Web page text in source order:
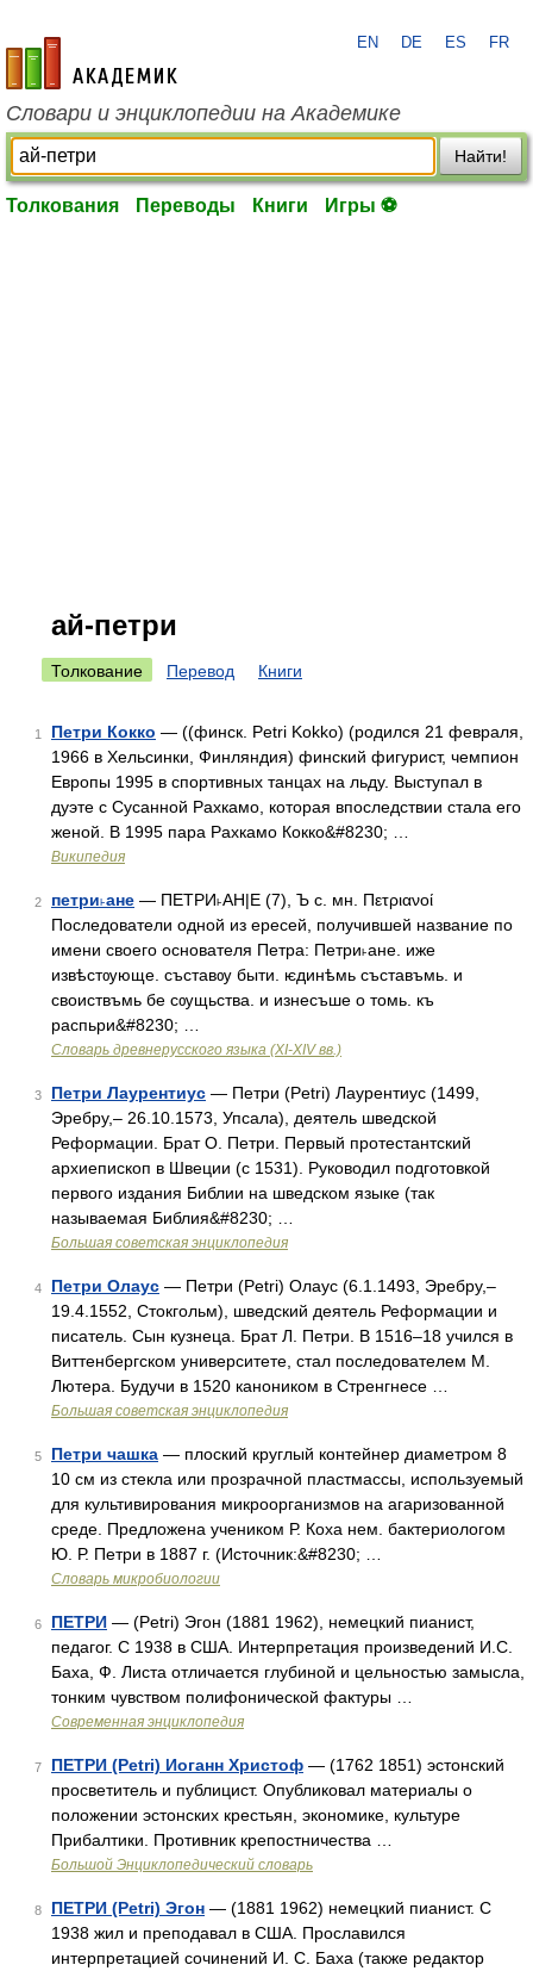
academic.ru
EN DE ES FR
Словари и энциклопедии на Академике
Найти!
Толкования Переводы Книги Игры ⚽
ай-петри
Толкование Перевод Книги
1 Петри Кокко — ((финск. Petri Kokko) (родился 21 февраля,
1966 в Хельсинки, Финляндия) финский фигурист, чемпион
Европы 1995 в спортивных танцах на льду. Выступал в
дуэте с Сусанной Рахкамо, которая впоследствии стала его
женой. В 1995 пара Рахкамо Кокко&#8230; …
Википедия
2 петри˫ане — ПЕТРИ˫АН|Е (7), Ъ с. мн. Πετριανοί
Последователи одной из ересей, получившей название по
имени своего основателя Петра: Петри˫ане. иже
извѣстѹюще. съставѹ быти. ѥдинѣмь съставъмь. и
своиствъмь бе сѹщьства. и изнесъше о томь. къ
распьри&#8230; …
Словарь древнерусского языка (XI-XIV вв.)
3 Петри Лаурентиус — Петри (Petri) Лаурентиус (1499,
Эребру,‒ 26.10.1573, Упсала), деятель шведской
Реформации. Брат О. Петри. Первый протестантский
архиепископ в Швеции (с 1531). Руководил подготовкой
первого издания Библии на шведском языке (так
называемая Библия&#8230; …
Большая советская энциклопедия
4 Петри Олаус — Петри (Petri) Олаус (6.1.1493, Эребру,‒
19.4.1552, Стокгольм), шведский деятель Реформации и
писатель. Сын кузнеца. Брат Л. Петри. В 1516‒18 учился в
Виттенбергском университете, стал последователем М.
Лютера. Будучи в 1520 каноником в Стренгнесе …
Большая советская энциклопедия
5 Петри чашка — плоский круглый контейнер диаметром 8
10 см из стекла или прозрачной пластмассы, используемый
для культивирования микроорганизмов на агаризованной
среде. Предложена учеником Р. Коха нем. бактериологом
Ю. Р. Петри в 1887 г. (Источник:&#8230; …
Словарь микробиологии
6 ПЕТРИ — (Petri) Эгон (1881 1962), немецкий пианист,
педагог. С 1938 в США. Интерпретация произведений И.С.
Баха, Ф. Листа отличается глубиной и цельностью замысла,
тонким чувством полифонической фактуры …
Современная энциклопедия
7 ПЕТРИ (Petri) Иоганн Христоф — (1762 1851) эстонский
просветитель и публицист. Опубликовал материалы о
положении эстонских крестьян, экономике, культуре
Прибалтики. Противник крепостничества …
Большой Энциклопедический словарь
8 ПЕТРИ (Petri) Эгон — (1881 1962) немецкий пианист. С
1938 жил и преподавал в США. Прославился
интерпретацией сочинений И. С. Баха (также редактор